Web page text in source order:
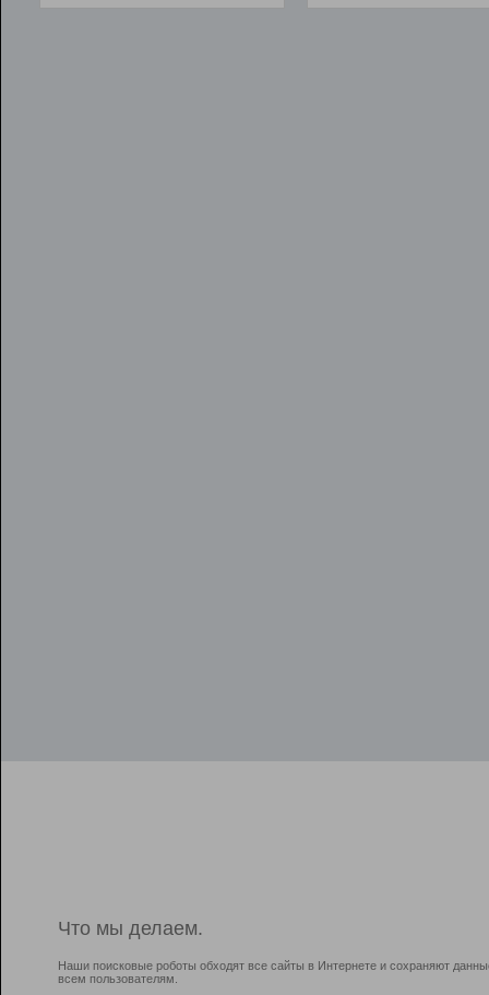
Что мы делаем.
Наши поисковые роботы обходят все сайты в Интернете и сохраняют
всем пользователям.